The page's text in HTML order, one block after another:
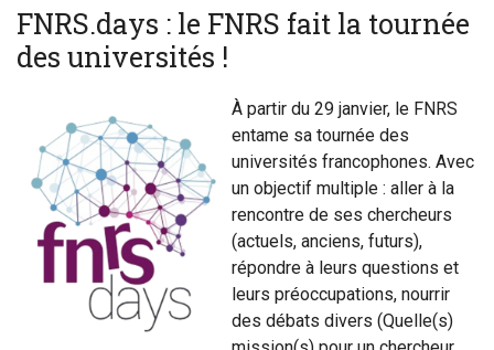
FNRS.days : le FNRS fait la tournée
des universités !
À partir du 29 janvier, le FNRS
entame sa tournée des
universités francophones. Avec
un objectif multiple : aller à la
rencontre de ses chercheurs
(actuels, anciens, futurs),
répondre à leurs questions et
leurs préoccupations, nourrir
des débats divers (Quelle(s)